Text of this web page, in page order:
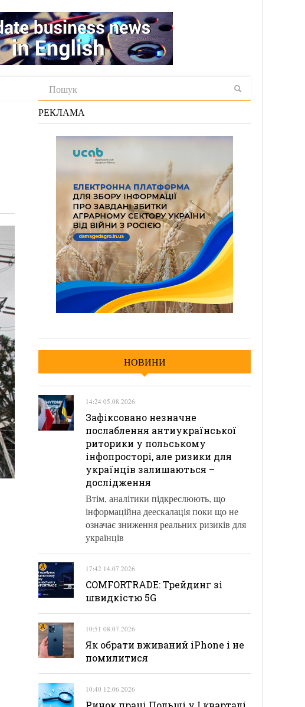
РЕКЛАМА
НОВИНИ
14:24 05.08.2026
Зафіксовано незначне
послаблення антиукраїнської
риторики у польському
інфопросторі, але ризики для
українців залишаються –
дослідження
Втім, аналітики підкреслюють, що
інформаційна деескалація поки що не
означає зниження реальних ризиків для
українців
17:42 14.07.2026
COMFORTRADE: Трейдинг зі
швидкістю 5G
10:51 08.07.2026
Як обрати вживаний iPhone і не
помилитися
10:40 12.06.2026